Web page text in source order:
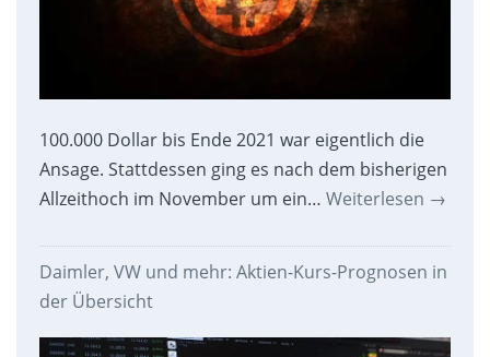
100.000 Dollar bis Ende 2021 war eigentlich die
Ansage. Stattdessen ging es nach dem bisherigen
Allzeithoch im November um ein… Weiterlesen →
Daimler, VW und mehr: Aktien-Kurs-Prognosen in
der Übersicht